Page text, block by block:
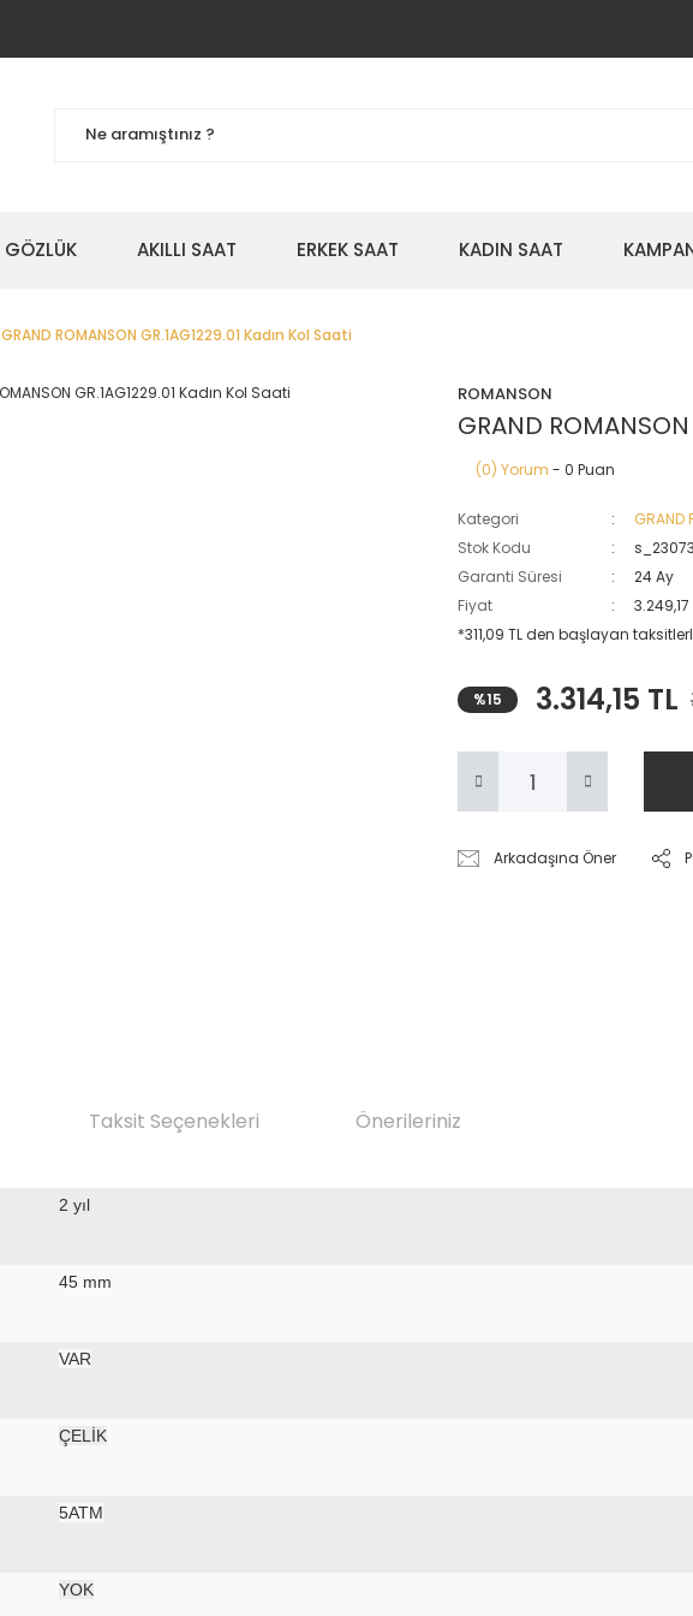
GÖZLÜK AKILLI SAAT ERKEK SAAT KADIN SAAT
GRAND ROMANSON GR.1AG1229.01 Kadın Kol Saati
ROMANSON
GRAND
(0) Yorum - 0 Puan
Kategori
GRAND
Stok Kodu
Garanti Süresi
24 Ay
Fiyat
3.249,17
*311,09 TL den başlayan
%15 3.314,15 TL
Arkadaşına Öner
Taksit Seçenekleri Önerileriniz
2 yıl
45 mm
VAR
ÇELİK
5ATM
YOK